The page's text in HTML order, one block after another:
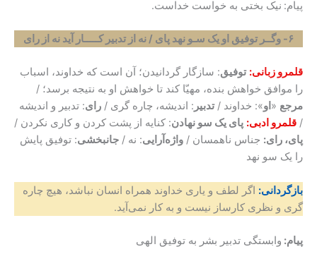
پیام: نیک بختی به خواست خداست.
۶- وگــر توفیق او یک سـو نهد پای / نه از تدبیر کـــــار آید نه از رای
قلمرو زبانی: توفیق: سازگار گردانیدن؛ آن است که خداوند، اسباب
را موافق خواهش بنده، مهیّا کند تا خواهش او به نتیجه برسد؛ /
مرجع « او»: خداوند /تدبیر : اندیشه، چاره گری / رای: تدبیر و اندیشه
/ قلمرو ادبی: پای یک سو نهادن: کنایه از پشت کردن و کاری نکردن /
پای، رای: جناس ناهمسان / واژه‌آرایی: نه / جانبخشی: توفیق پایش
را یک سو نهد
بازگردانی: اگر لطف و یاری خداوند همراه انسان نباشد، هیچ چاره
گری و نظری کارساز نیست و به کار نمی‌آید.
پیام: وابستگی تدبیر بشر به توفیق الهی